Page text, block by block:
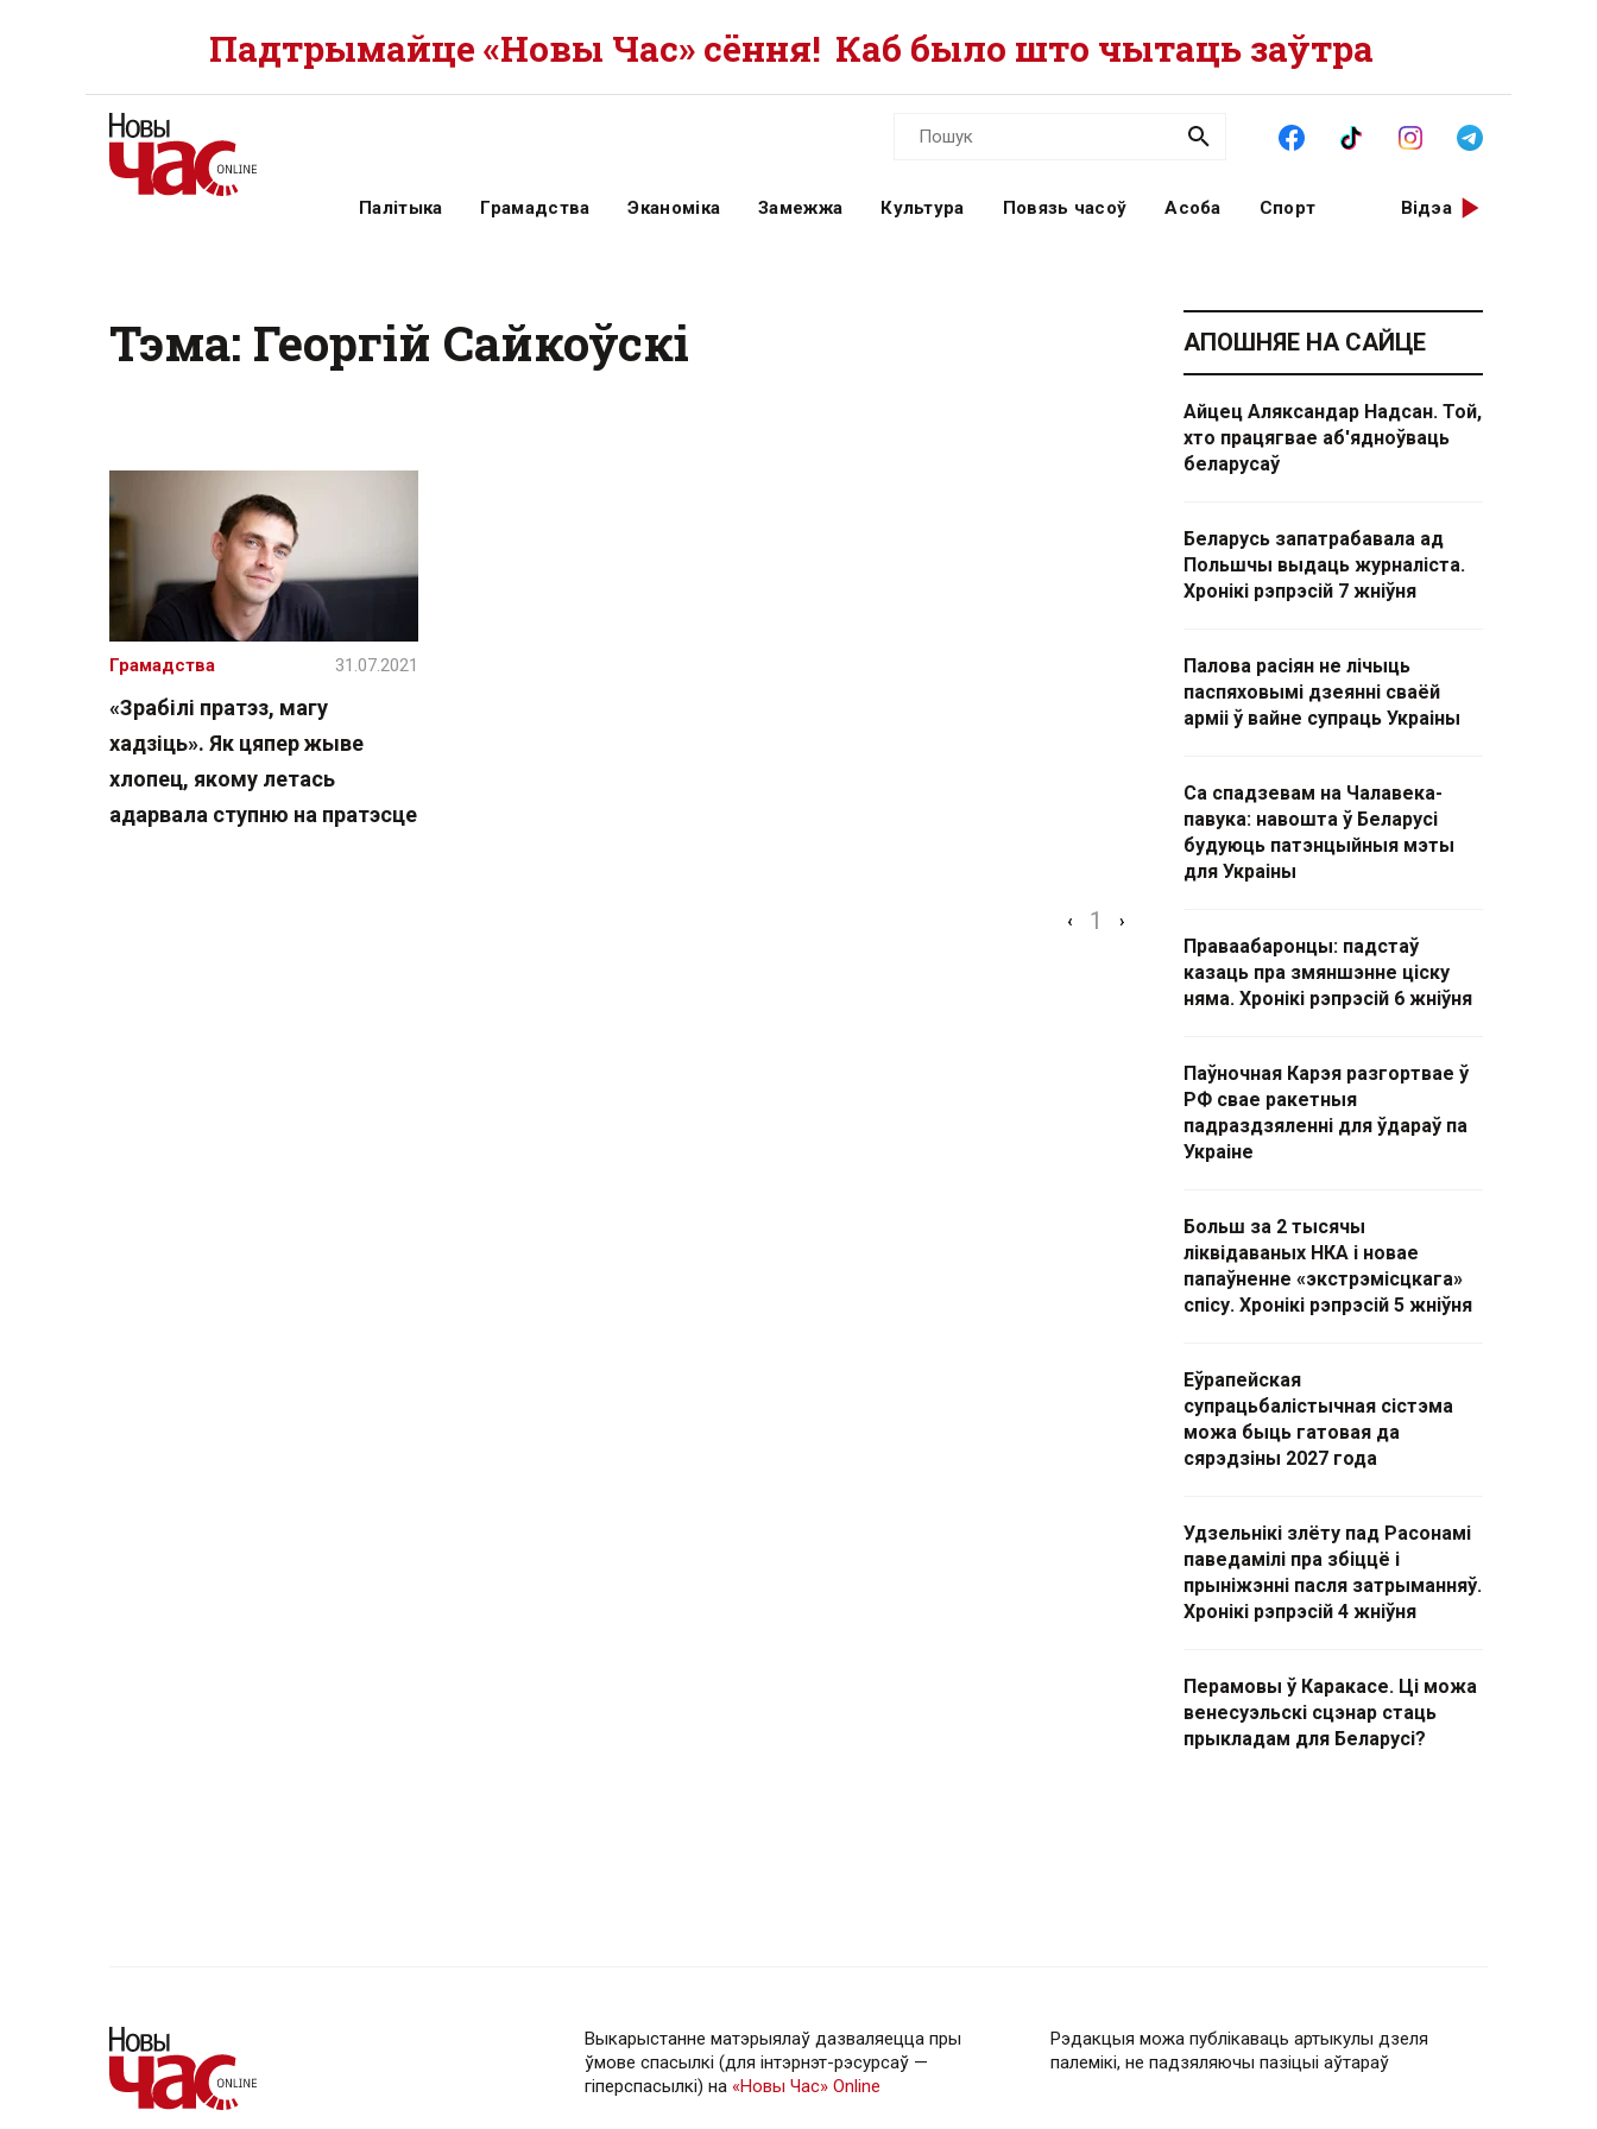
Падтрымайце «Новы Час» сёння! Каб было што чытаць заўтра
Палітыка Грамадства Эканоміка Замежжа Культура Повязь часоў Асоба Спорт Відэа
Тэма: Георгій Сайкоўскі
«Зрабілі пратэз, магу
хадзіць». Як цяпер жыве
хлопец, якому летась
адарвала ступню на пратэсце
Грамадства 31.07.2021
‹ 1 ›
АПОШНЯЕ НА САЙЦЕ
Айцец Аляксандар Надсан. Той,
хто працягвае аб'ядноўваць
беларусаў
Беларусь запатрабавала ад
Польшчы выдаць журналіста.
Хронікі рэпрэсій 7 жніўня
Палова расіян не лічыць
паспяховымі дзеянні сваёй
арміі ў вайне супраць Украіны
Са спадзевам на Чалавека-
павука: навошта ў Беларусі
будуюць патэнцыйныя мэты
для Украіны
Праваабаронцы: падстаў
казаць пра змяншэнне ціску
няма. Хронікі рэпрэсій 6 жніўня
Паўночная Карэя разгортвае ў
РФ свае ракетныя
падраздзяленні для ўдараў па
Украіне
Больш за 2 тысячы
ліквідаваных НКА і новае
папаўненне «экстрэмісцкага»
спісу. Хронікі рэпрэсій 5 жніўня
Еўрапейская
супрацьбалістычная сістэма
можа быць гатовая да
сярэдзіны 2027 года
Удзельнікі злёту пад Расонамі
паведамілі пра збіццё і
прыніжэнні пасля затрыманняў.
Хронікі рэпрэсій 4 жніўня
Перамовы ў Каракасе. Ці можа
венесуэльскі сцэнар стаць
прыкладам для Беларусі?
Выкарыстанне матэрыялаў дазваляецца пры
ўмове спасылкі (для інтэрнэт-рэсурсаў —
гiперспасылкi) на «Новы Час» Online
Рэдакцыя можа публікаваць артыкулы дзеля
палемікі, не падзяляючы пазіцыі аўтараў